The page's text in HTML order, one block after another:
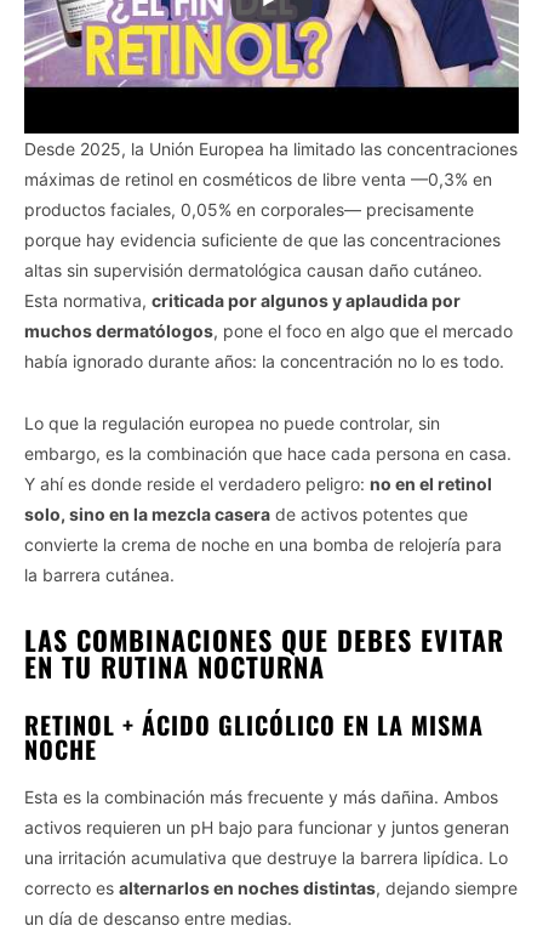
Desde 2025, la Unión Europea ha limitado las concentraciones
máximas de retinol en cosméticos de libre venta —0,3% en
productos faciales, 0,05% en corporales— precisamente
porque hay evidencia suficiente de que las concentraciones
altas sin supervisión dermatológica causan daño cutáneo.
Esta normativa, criticada por algunos y aplaudida por
muchos dermatólogos, pone el foco en algo que el mercado
había ignorado durante años: la concentración no lo es todo.
Lo que la regulación europea no puede controlar, sin
embargo, es la combinación que hace cada persona en casa.
Y ahí es donde reside el verdadero peligro: no en el retinol
solo, sino en la mezcla casera de activos potentes que
convierte la crema de noche en una bomba de relojería para
la barrera cutánea.
LAS COMBINACIONES QUE DEBES EVITAR
EN TU RUTINA NOCTURNA
RETINOL + ÁCIDO GLICÓLICO EN LA MISMA
NOCHE
Esta es la combinación más frecuente y más dañina. Ambos
activos requieren un pH bajo para funcionar y juntos generan
una irritación acumulativa que destruye la barrera lipídica. Lo
correcto es alternarlos en noches distintas, dejando siempre
un día de descanso entre medias.